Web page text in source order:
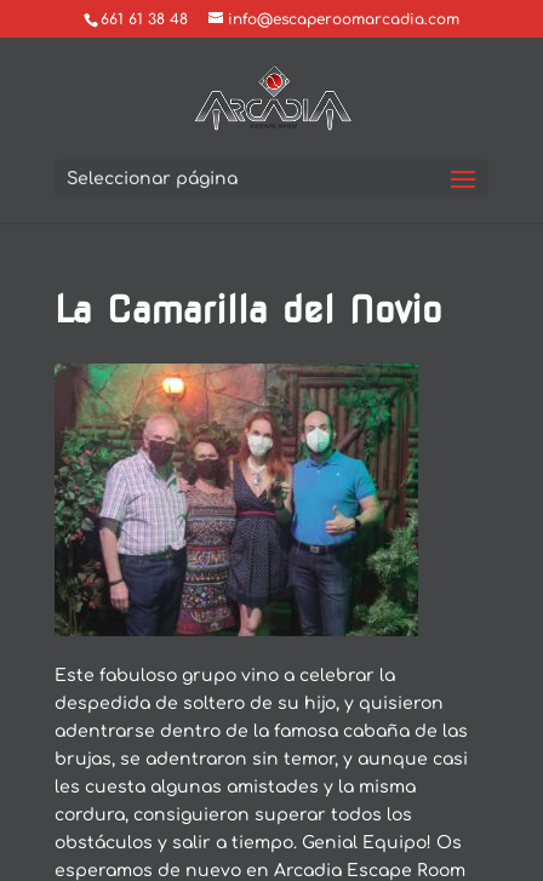
661 61 38 48 info@escaperoomarcadia.com
Seleccionar página
La Camarilla del Novio
Este fabuloso grupo vino a celebrar la
despedida de soltero de su hijo, y quisieron
adentrarse dentro de la famosa cabaña de las
brujas, se adentraron sin temor, y aunque casi
les cuesta algunas amistades y la misma
cordura, consiguieron superar todos los
obstáculos y salir a tiempo. Genial Equipo! Os
esperamos de nuevo en Arcadia Escape Room